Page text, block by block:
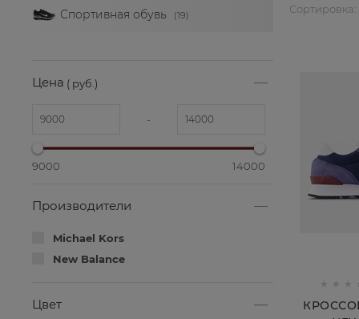
Спортивная обувь (19)
Цена ( руб.)
-
9000 14000
Производители
Michael Kors
New Balance
Цвет
Сортировка: